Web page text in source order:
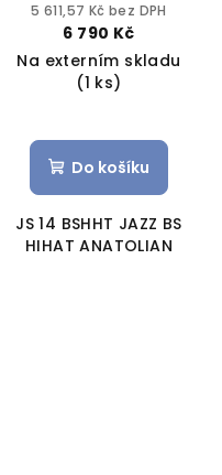
5 611,57 Kč bez DPH
6 790 Kč
Na externím skladu
(1 ks)
Do košíku
JS 14 BSHHT JAZZ BS
HIHAT ANATOLIAN